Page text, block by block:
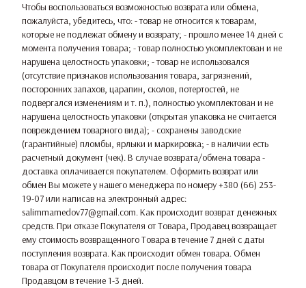
Чтобы воспользоваться возможностью возврата или обмена,
пожалуйста, убедитесь, что: - товар не относится к товарам,
которые не подлежат обмену и возврату; - прошло менее 14 дней с
момента получения товара; - товар полностью укомплектован и не
нарушена целостность упаковки; - товар не использовался
(отсутствие признаков использования товара, загрязнений,
посторонних запахов, царапин, сколов, потертостей, не
подвергался изменениям и т. п.), полностью укомплектован и не
нарушена целостность упаковки (открытая упаковка не считается
повреждением товарного вида); - сохранены заводские
(гарантийные) пломбы, ярлыки и маркировка; - в наличии есть
расчетный документ (чек). В случае возврата/обмена товара -
доставка оплачивается покупателем. Оформить возврат или
обмен Вы можете у нашего менеджера по номеру +380 (66) 253-
19-07 или написав на электронный адрес:
salimmamedov77@gmail.com. Как происходит возврат денежных
средств. При отказе Покупателя от Товара, Продавец возвращает
ему стоимость возвращенного Товара в течение 7 дней с даты
поступления возврата. Как происходит обмен товара. Обмен
товара от Покупателя происходит после получения товара
Продавцом в течение 1-3 дней.